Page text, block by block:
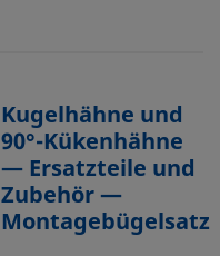
Kugelhähne und
90°-Kükenhähne
— Ersatzteile und
Zubehör —
Montagebügelsatz